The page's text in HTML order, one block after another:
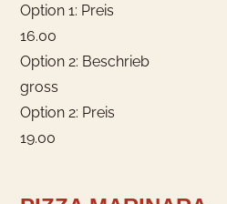
Option 1: Preis
16.00
Option 2: Beschrieb
gross
Option 2: Preis
19.00